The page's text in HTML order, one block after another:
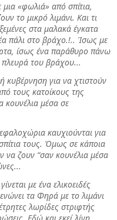
«φωλιά» από σπίτια,
το μικρό λιμάνι. Και τι
στα μαλακά έγκατα
πάλι στο βράχο.!.. Ίσως με
ίσως ένα παράθυρο πάνω
του βράχου...
κυβέρνηση για να χτιστούν
τους κατοίκους της
κουνέλια μέσα σε
καυχιούνται για
τους. Όμως σε κάποια
ζουν “σαν κουνέλια μέσα
με ένα ελικοειδές
τα Φηρά με το λιμάνι
λωρίδες στριφτής